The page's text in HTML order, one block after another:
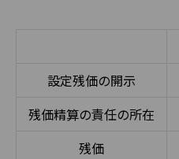
設定残価の開示
残価精算の責任の所在
残価